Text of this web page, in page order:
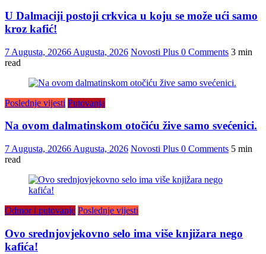
U Dalmaciji postoji crkvica u koju se može ući samo
kroz kafić!
7 Augusta, 20266 Augusta, 2026 Novosti Plus 0 Comments 3 min
read
Poslednje vijesti Putovanja
Na ovom dalmatinskom otočiću žive samo svećenici.
7 Augusta, 20266 Augusta, 2026 Novosti Plus 0 Comments 5 min
read
Odmor i putovanje Poslednje vijesti
Ovo srednjovjekovno selo ima više knjižara nego
kafića!